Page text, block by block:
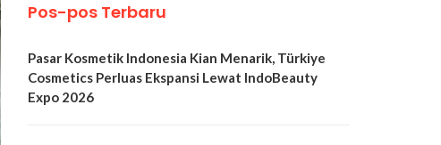
Pos-pos Terbaru
Pasar Kosmetik Indonesia Kian Menarik, Türkiye
Cosmetics Perluas Ekspansi Lewat IndoBeauty
Expo 2026